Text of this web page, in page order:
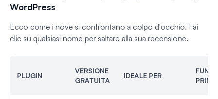
WordPress
Ecco come i nove si confrontano a colpo d'occhio. Fai
clic su qualsiasi nome per saltare alla sua recensione.
PLUGIN
VERSIONE
GRATUITA
IDEALE PER